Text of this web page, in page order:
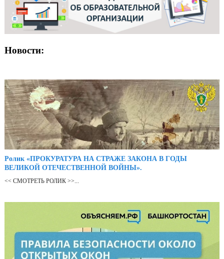
Новости:
Ролик «ПРОКУРАТУРА НА СТРАЖЕ ЗАКОНА В ГОДЫ
ВЕЛИКОЙ ОТЕЧЕСТВЕННОЙ ВОЙНЫ».
<< СМОТРЕТЬ РОЛИК >>...